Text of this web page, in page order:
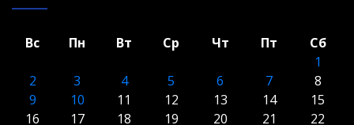
Вс Пн Вт Ср Чт Пт
Сб
1
2
3 4 5 6 7
8
9
10 11 12 13 14
15
16
17 18 19 20 21
22